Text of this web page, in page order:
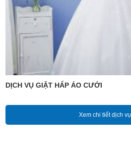
DỊCH VỤ GIẶT HẤP ÁO CƯỚI
Xem chi tiết dịch vụ